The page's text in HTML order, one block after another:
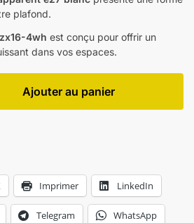
plafond.
4wh est conçu pour offrir un
dans vos espaces.
Ajouter au panier
Imprimer LinkedIn
Telegram WhatsApp